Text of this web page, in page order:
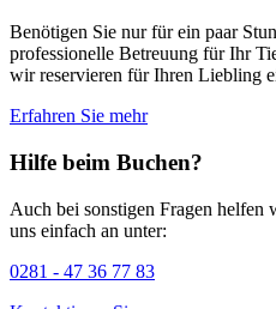
Benötigen Sie nur für ein paar
professionelle Betreuung für Ihr
wir reservieren für Ihren Liebling
Erfahren Sie mehr
Hilfe beim Buchen?
Auch bei sonstigen Fragen helfen
uns einfach an unter:
0281 - 47 36 77 83